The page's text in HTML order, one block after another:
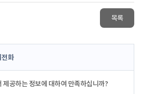
목록
화
제공하는 정보에 대하여 만족하십니까?